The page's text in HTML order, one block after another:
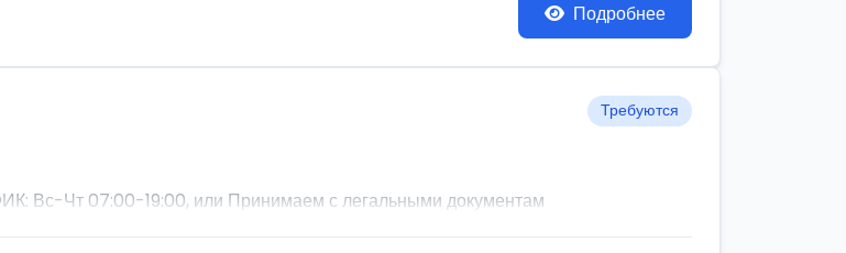
Подробнее
Требуются
Чт 07:00-19:00, или Принимаем с легальными документам